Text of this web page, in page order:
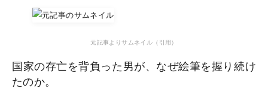
元記事よりサムネイル（引用）
国家の存亡を背負った男が、なぜ絵筆を握り続け
たのか。